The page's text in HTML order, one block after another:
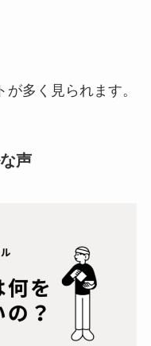
多く見られます。
声